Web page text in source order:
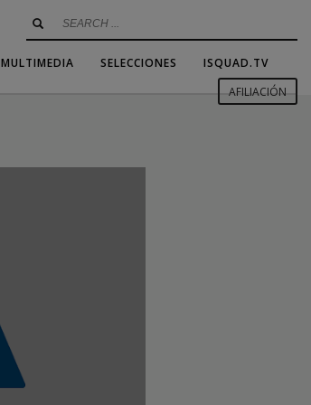
MULTIMEDIA SELECCIONES
ISQUAD.TV
AFILIACIÓN